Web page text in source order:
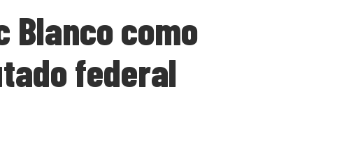
Blanco como
federal